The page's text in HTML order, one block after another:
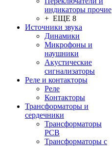
индикаторы прочие
+ ЕЩЕ 8
Источники звука
Динамики
Микрофоны и
наушники
Акустические
сигнализаторы
Реле и контакторы
Реле
Контакторы
Трансформаторы и
сердечники
Трансформаторы
PCB
Трансформаторы с